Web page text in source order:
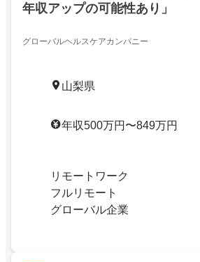
年収アップの可能性あり」
グローバルヘルスケアカンパニー
山梨県
年収500万円〜849万円
リモートワーク
フルリモート
グローバル企業